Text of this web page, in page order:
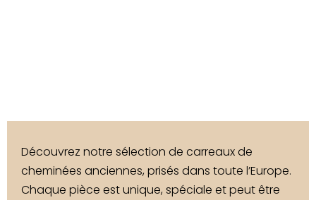
Découvrez notre sélection de carreaux de
cheminées anciennes, prisés dans toute l’Europe.
Chaque pièce est unique, spéciale et peut être